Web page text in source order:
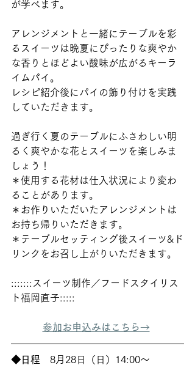
が学べます。
アレンジメントと一緒にテーブルを彩
るスイーツは晩夏にぴったりな爽やか
な香りとほどよい酸味が広がるキーラ
イムパイ。
レシピ紹介後にパイの飾り付けを実践
していただきます。
過ぎ行く夏のテーブルにふさわしい明
るく爽やかな花とスイーツを楽しみま
しょう！
＊使用する花材は仕入状況により変わ
ることがあります。
＊お作りいただいたアレンジメントは
お持ち帰りいただきます。
＊テーブルセッティング後スイーツ&ド
リンクをお召し上がりいただきます。
:::::::スイーツ制作／フードスタイリス
ト福岡直子:::::
参加お申込みはこちら→
◆日程 8月28日（日）14:00～